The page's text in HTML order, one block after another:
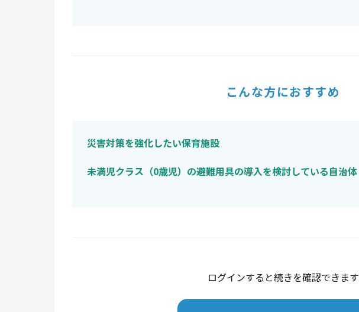
こんな方におすすめ
災害対策を強化したい保育施設
未満児クラス（0歳児）の避難用具の導入を検討している自治体
ログインすると続きを確認できます